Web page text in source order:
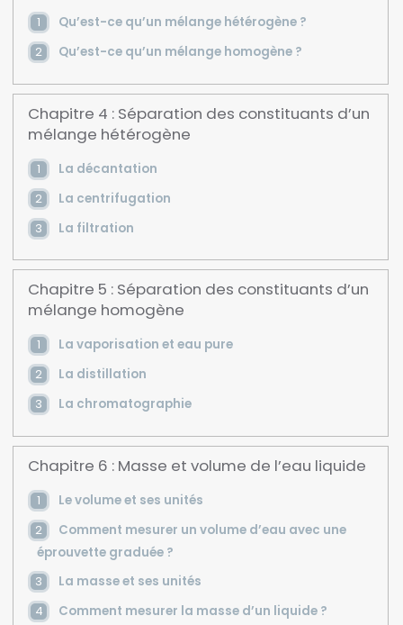
Qu’est-ce qu’un mélange hétérogène ?
Qu’est-ce qu’un mélange homogène ?
Chapitre 4 : Séparation des constituants d’un
mélange hétérogène
La décantation
La centrifugation
La filtration
Chapitre 5 : Séparation des constituants d’un
mélange homogène
La vaporisation et eau pure
La distillation
La chromatographie
Chapitre 6 : Masse et volume de l’eau liquide
Le volume et ses unités
Comment mesurer un volume d’eau avec une
éprouvette graduée ?
La masse et ses unités
Comment mesurer la masse d’un liquide ?